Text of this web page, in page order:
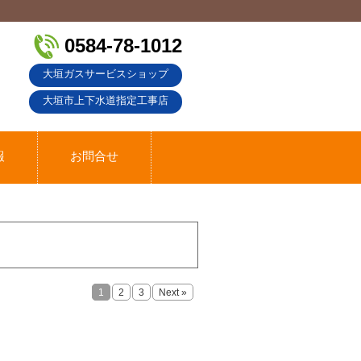
0584-78-1012
大垣ガスサービスショップ
大垣市上下水道指定工事店
お問合せ
1 2 3 Next »